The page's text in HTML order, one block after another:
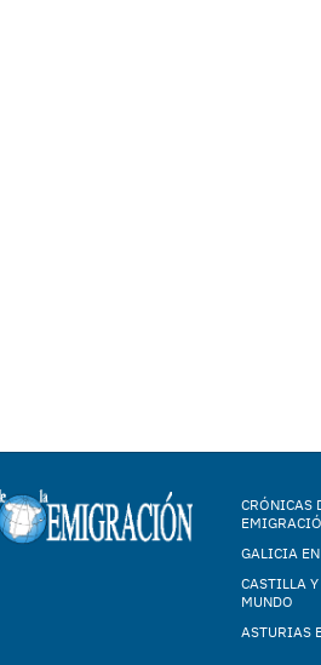
CRÓNICAS
GALICIA
CASTILLA Y
MUNDO
ASTURIAS